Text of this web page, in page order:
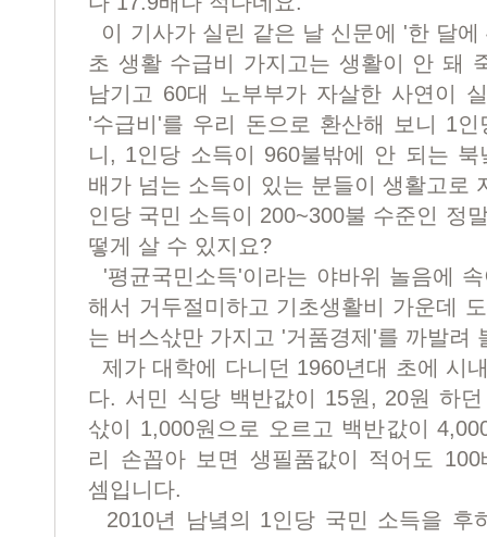
이 기사가 실린 같은 날 신문에 '한 달
초 생활 수급비 가지고는 생활이 안 돼
남기고 60대 노부부가 자살한 사연이
'수급비'를 우리 돈으로 환산해 보니 1
니, 1인당 소득이 960불밖에 안 되는
배가 넘는 소득이 있는 분들이 생활고로
인당 국민 소득이 200~300불 수준인 정
떻게 살 수 있지요?
'평균국민소득'이라는 야바위 놀음에
해서 거두절미하고 기초생활비 가운데
는 버스삯만 가지고 '거품경제'를 까발려
제가 대학에 다니던 1960년대 초에 시
다. 서민 식당 백반값이 15원, 20원 하
삯이 1,000원으로 오르고 백반값이
리 손꼽아 보면 생필품값이 적어도
셈입니다.
2010년 남녘의 1인당 국민 소득을 후